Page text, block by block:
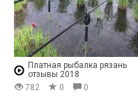
Платная рыбалка рязань
отзывы 2018
782
0 0